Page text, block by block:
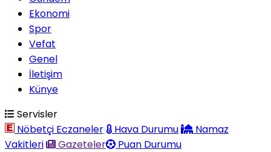
Ekonomi
Spor
Vefat
Genel
İletişim
Künye
Servisler
Nöbetçi Eczaneler
Hava Durumu
Namaz
Vakitleri
Gazeteler
Puan Durumu